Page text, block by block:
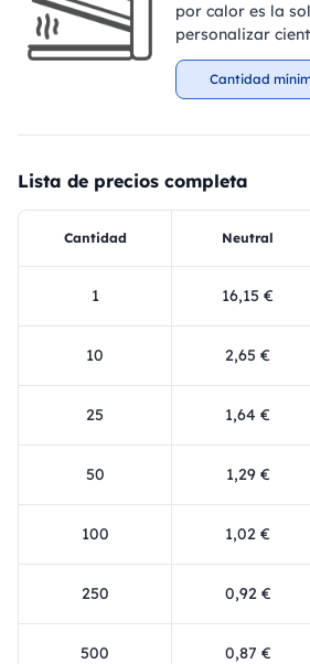
por calor es la
personalizar
Cantidad
Lista de precios completa
Cantidad Neutral
1 16,15 €
10 2,65 €
25 1,64 €
50 1,29 €
100 1,02 €
250 0,92 €
500 0,87 €